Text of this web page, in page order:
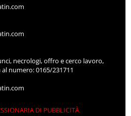
necrologi, offro e cerco lavoro,
numero: 0165/231711
DI PUBBLICITÀ